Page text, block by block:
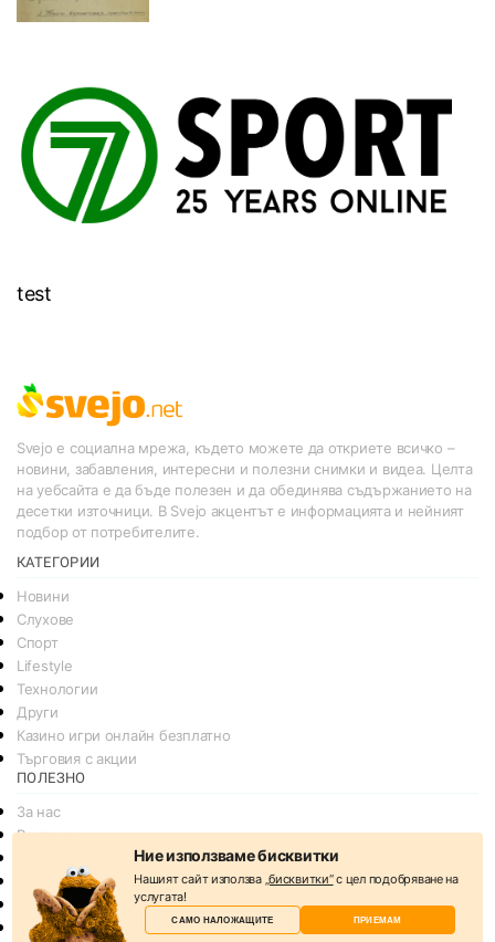
test
Svejo е социална мрежа, където можете да откриете всичко –
новини, забавления, интересни и полезни снимки и видеа. Целта
на уебсайта е да бъде полезен и да обединява съдържанието на
десетки източници. В Svejo акцентът е информацията и нейният
подбор от потребителите.
КАТЕГОРИИ
Новини
Слухове
Спорт
Lifestyle
Технологии
Други
Казино игри онлайн безплатно
Търговия с акции
ПОЛЕЗНО
За нас
Реклама
Условия за споделяне
Политика за поверителснот
Политика на Бисквитките
Ние използваме бисквитки
Нашият сайт използва „бисквитки“с цел подобряване на
услугата!
САМО НАЛОЖАЩИТЕ ПРИЕМАМ